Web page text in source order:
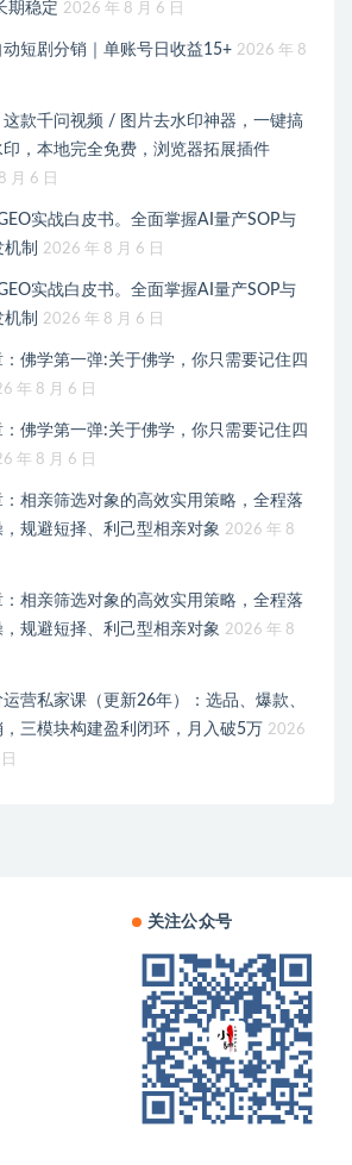
期稳定 2026 年 8 月 6 日
动短剧分销｜单账号日收益15+ 2026 年 8
这款千问视频 / 图片去水印神器，一键搞
印，本地完全免费，浏览器拓展插件
月 6 日
实战白皮书。全面掌握AI量产SOP与
机制
2026 年 8 月 6 日
实战白皮书。全面掌握AI量产SOP与
机制
2026 年 8 月 6 日
佛学第一弹:关于佛学，你只需要记住四
年 8 月 6 日
佛学第一弹:关于佛学，你只需要记住四
年 8 月 6 日
：相亲筛选对象的高效实用策略，全程落
规避短择、利己型相亲对象 2026 年 8
：相亲筛选对象的高效实用策略，全程落
规避短择、利己型相亲对象 2026 年 8
营私家课（更新26年）：选品、爆款、
三模块构建盈利闭环，月入破5万 2026
关注公众号